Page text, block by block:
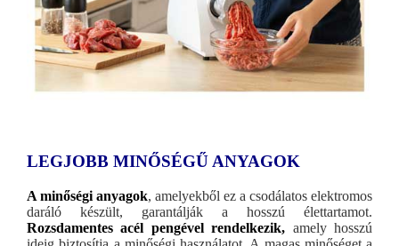
LEGJOBB MINŐSÉGŰ ANYAGOK
A minőségi anyagok, amelyekből ez a csodálatos elektromos
daráló készült, garantálják a hosszú élettartamot.
Rozsdamentes acél pengével rendelkezik, amely hosszú